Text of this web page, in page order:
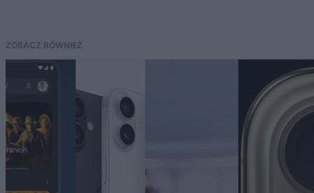
ZOBACZ RÓWNIEŻ